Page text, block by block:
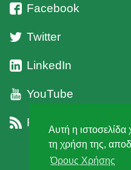
Αυτή η
τη χρήση της,
Όρους Χρήσης
Facebook
Twitter
LinkedIn
YouTube
RSS